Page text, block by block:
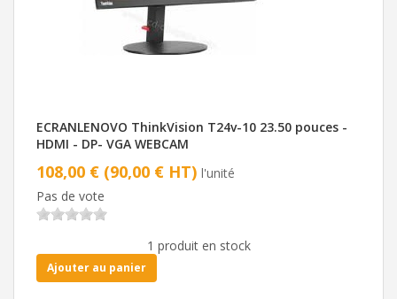
ECRANLENOVO ThinkVision T24v-10 23.50 pouces -
HDMI - DP- VGA WEBCAM
108,00 € (90,00 € HT) l'unité
Pas de vote
1 produit en stock
Ajouter au panier